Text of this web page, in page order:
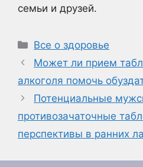
семьи и друзей.
Рубрики
Все о здоровье
Может ли прием
алкоголя помочь
Потенциальные
противозачаточные
перспективы в ранних